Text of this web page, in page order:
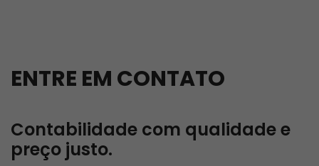
ENTRE EM CONTATO
Contabilidade com qualidade e
preço justo.